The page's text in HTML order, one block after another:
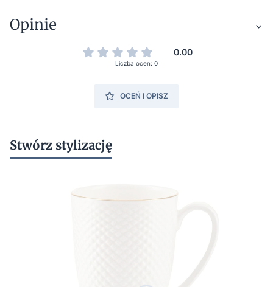
Opinie
0.00
Liczba ocen: 0
OCEŃ I OPISZ
Stwórz stylizację